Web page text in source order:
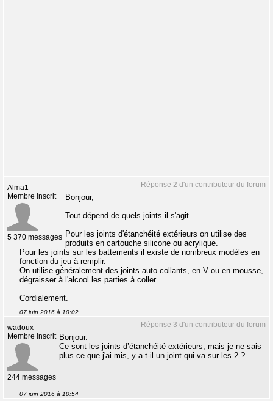
Réponse 2 d'un contributeur du forum
Alma1
Membre inscrit
5 370 messages
Bonjour,
Tout dépend de quels joints il s'agit.
Pour les joints d'étanchéité extérieurs on utilise des
produits en cartouche silicone ou acrylique.
Pour les joints sur les battements il existe de nombreux modèles en
fonction du jeu à remplir.
On utilise généralement des joints auto-collants, en V ou en mousse,
dégraisser à l'alcool les parties à coller.
Cordialement.
07 juin 2016 à 10:02
Réponse 3 d'un contributeur du forum
wadoux
Membre inscrit
244 messages
Bonjour.
Ce sont les joints d’étanchéité extérieurs, mais je ne sais
plus ce que j'ai mis, y a-t-il un joint qui va sur les 2 ?
07 juin 2016 à 10:54